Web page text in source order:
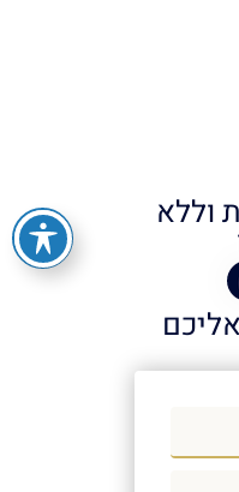
וללא